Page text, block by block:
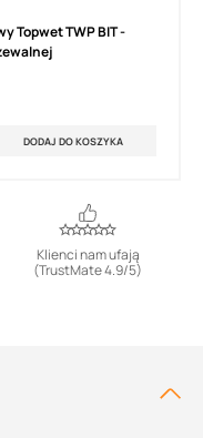
Topwet TWP BIT -
DODAJ DO KOSZYKA
Klienci nam ufają
(TrustMate 4.9/5)